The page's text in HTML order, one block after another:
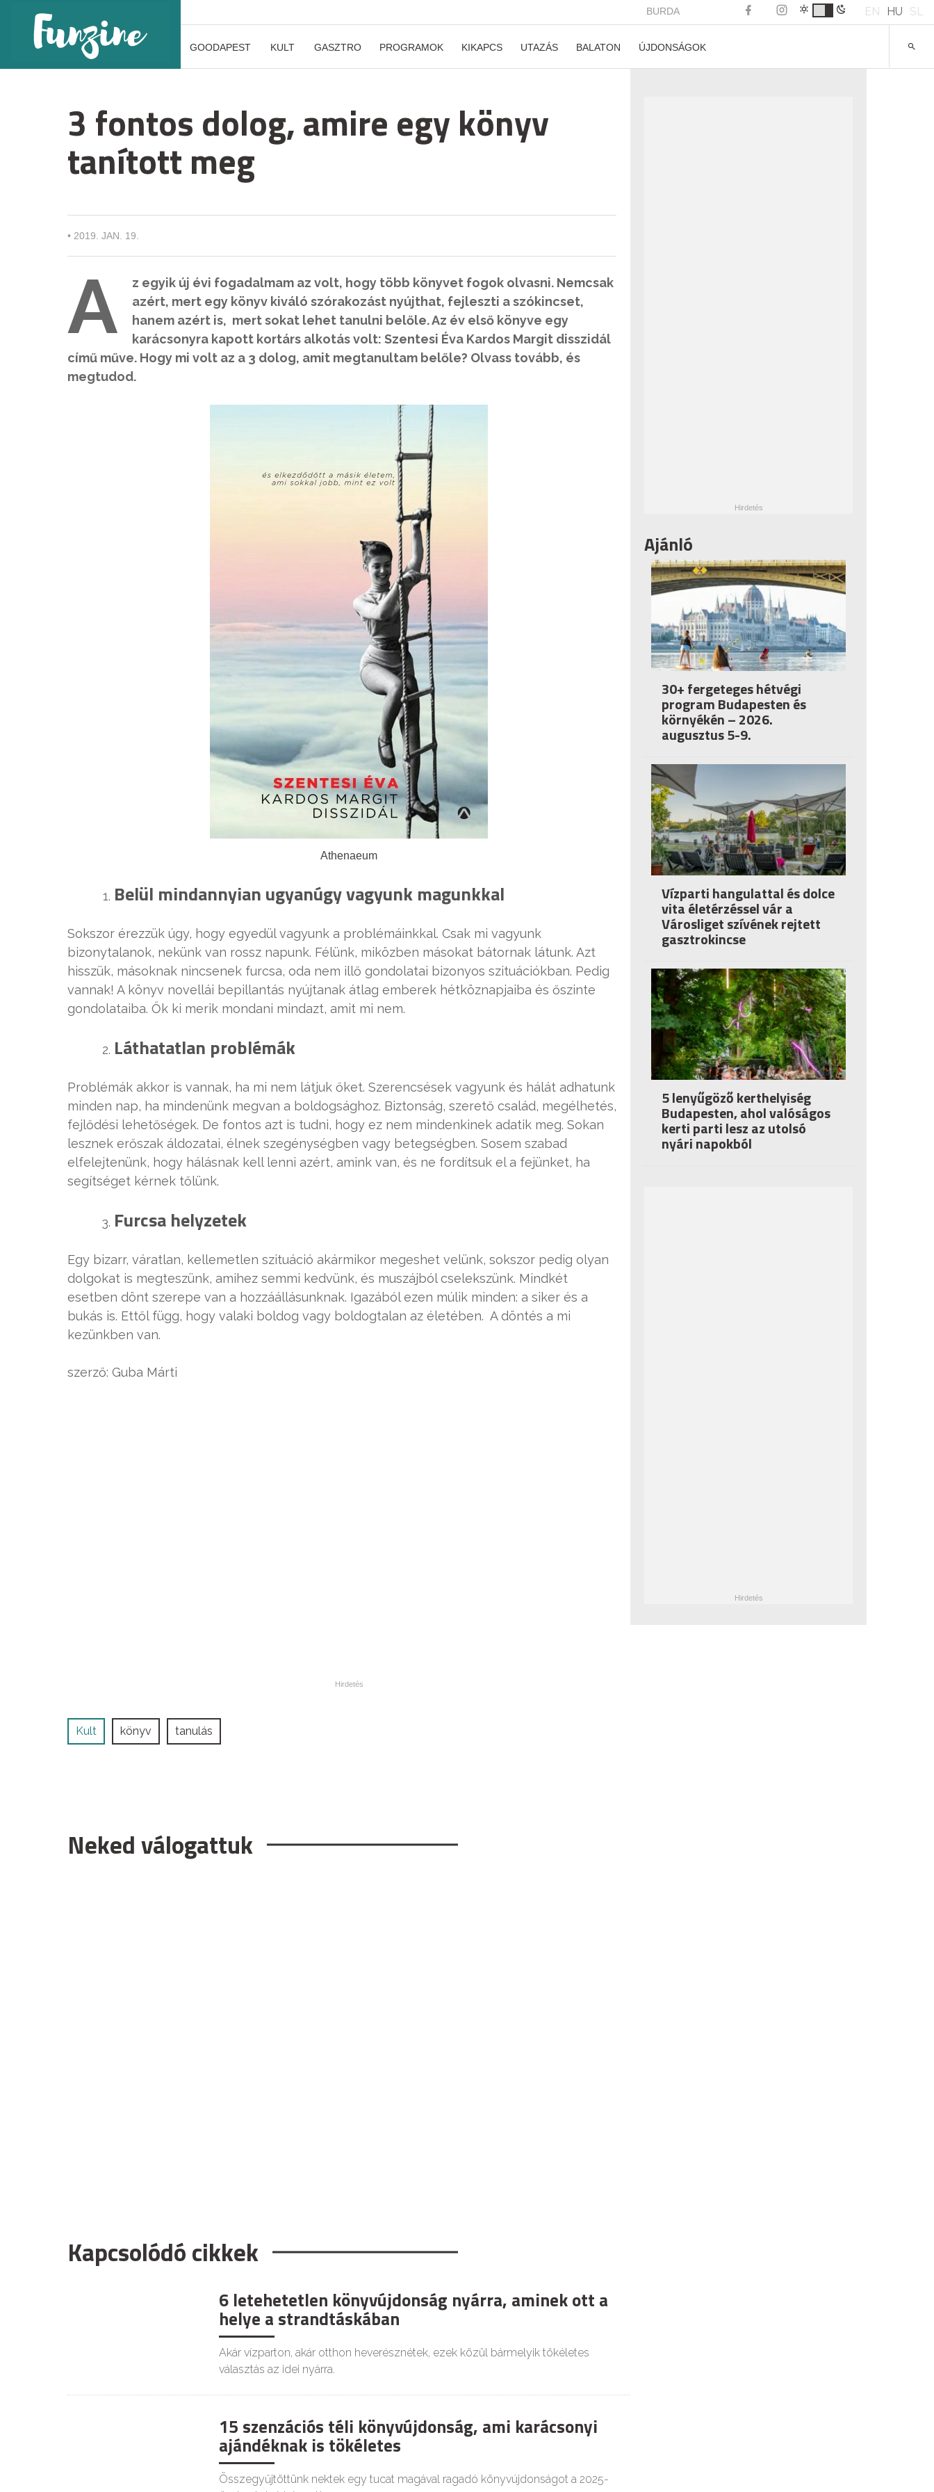
BURDA EN HU SL
GOODAPEST KULT GASZTRO PROGRAMOK KIKAPCS UTAZÁS BALATON ÚJDONSÁGOK
3 fontos dolog, amire egy könyv
tanított meg
• 2019. JAN. 19.
A
z egyik új évi fogadalmam az volt, hogy több könyvet fogok olvasni. Nemcsak
azért, mert egy könyv kiváló szórakozást nyújthat, fejleszti a szókincset,
hanem azért is, mert sokat lehet tanulni belőle. Az év első könyve egy
karácsonyra kapott kortárs alkotás volt: Szentesi Éva Kardos Margit disszidál
című műve. Hogy mi volt az a 3 dolog, amit megtanultam belőle? Olvass tovább, és
megtudod.
Athenaeum
Belül mindannyian ugyanúgy vagyunk magunkkal
Sokszor érezzük úgy, hogy egyedül vagyunk a problémáinkkal. Csak mi vagyunk
bizonytalanok, nekünk van rossz napunk. Félünk, miközben másokat bátornak látunk. Azt
hisszük, másoknak nincsenek furcsa, oda nem illő gondolatai bizonyos szituációkban. Pedig
vannak! A könyv novellái bepillantás nyújtanak átlag emberek hétköznapjaiba és őszinte
gondolataiba. Ők ki merik mondani mindazt, amit mi nem.
Láthatatlan problémák
Problémák akkor is vannak, ha mi nem látjuk őket. Szerencsések vagyunk és hálát adhatunk
minden nap, ha mindenünk megvan a boldogsághoz. Biztonság, szerető család, megélhetés,
fejlődési lehetőségek. De fontos azt is tudni, hogy ez nem mindenkinek adatik meg. Sokan
lesznek erőszak áldozatai, élnek szegénységben vagy betegségben. Sosem szabad
elfelejtenünk, hogy hálásnak kell lenni azért, amink van, és ne fordítsuk el a fejünket, ha
segítséget kérnek tőlünk.
Furcsa helyzetek
Egy bizarr, váratlan, kellemetlen szituáció akármikor megeshet velünk, sokszor pedig olyan
dolgokat is megteszünk, amihez semmi kedvünk, és muszájból cselekszünk. Mindkét
esetben dönt szerepe van a hozzáállásunknak. Igazából ezen múlik minden: a siker és a
bukás is. Ettől függ, hogy valaki boldog vagy boldogtalan az életében. A döntés a mi
kezünkben van.
szerző: Guba Márti
Kult könyv tanulás
Neked válogattuk
Kapcsolódó cikkek
6 letehetetlen könyvújdonság nyárra, aminek ott a
helye a strandtáskában
Akár vízparton, akár otthon heverésznétek, ezek közül bármelyik tökéletes
választás az idei nyárra.
15 szenzációs téli könyvújdonság, ami karácsonyi
ajándéknak is tökéletes
Összegyűjtöttünk nektek egy tucat magával ragadó könyvújdonságot a 2025-
Ajánló
30+ fergeteges hétvégi
program Budapesten és
környékén – 2026.
augusztus 5-9.
Vízparti hangulattal és dolce
vita életérzéssel vár a
Városliget szívének rejtett
gasztrokincse
5 lenyűgöző kerthelyiség
Budapesten, ahol valóságos
kerti parti lesz az utolsó
nyári napokból